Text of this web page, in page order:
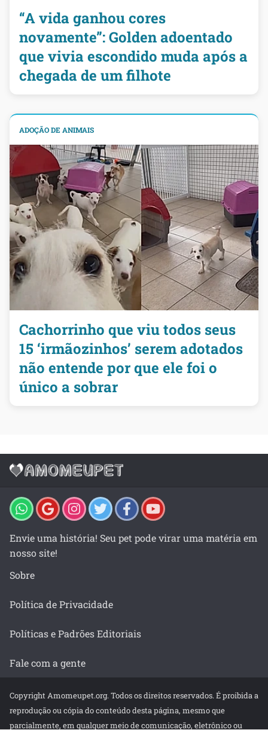
“A vida ganhou cores
novamente”: Golden adoentado
que vivia escondido muda após a
chegada de um filhote
ADOÇÃO DE ANIMAIS
Cachorrinho que viu todos seus
15 ‘irmãozinhos’ serem adotados
não entende por que ele foi o
único a sobrar
Envie uma história! Seu pet pode virar uma matéria em
nosso site!
Sobre
Política de Privacidade
Políticas e Padrões Editoriais
Fale com a gente
Copyright Amomeupet.org. Todos os direitos reservados. É proibida a
reprodução ou cópia do conteúdo desta página, mesmo que
parcialmente, em qualquer meio de comunicação, eletrônico ou